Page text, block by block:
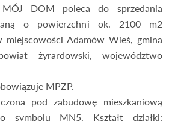
MÓJ DOM poleca do sprzedania
o powierzchni ok. 2100 m2
miejscowości Adamów Wieś, gmina
żyrardowski, województwo
MPZP.
pod zabudowę mieszkaniową
symbolu MN5. Kształt działki: